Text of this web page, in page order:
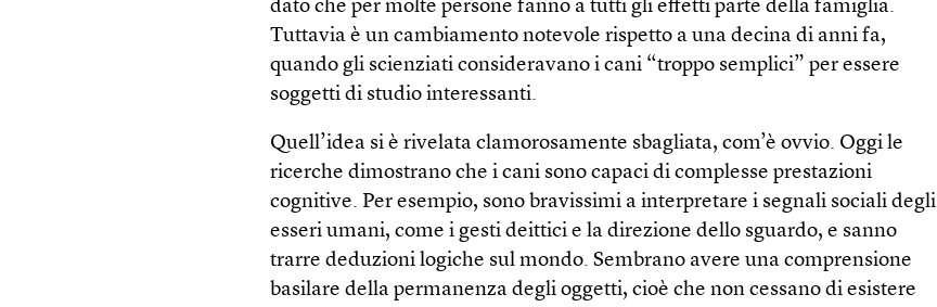
dato che per molte persone fanno a tutti gli effetti parte della famiglia.
Tuttavia è un cambiamento notevole rispetto a una decina di anni fa,
quando gli scienziati consideravano i cani “troppo semplici” per essere
soggetti di studio interessanti.
Quell’idea si è rivelata clamorosamente sbagliata, com’è ovvio. Oggi le
ricerche dimostrano che i cani sono capaci di complesse prestazioni
cognitive. Per esempio, sono bravissimi a interpretare i segnali sociali degli
esseri umani, come i gesti deittici e la direzione dello sguardo, e sanno
trarre deduzioni logiche sul mondo. Sembrano avere una comprensione
basilare della permanenza degli oggetti, cioè che non cessano di esistere